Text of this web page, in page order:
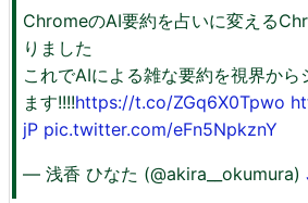
ChromeのAI要約を占いに変える
りました
これでAIによる雑な要約を視界から
ます!!!!https://t.co/ZGq6X0Tpwo
jP pic.twitter.com/eFn5NpkznY
— 浅香 ひなた (@akira__okumura)